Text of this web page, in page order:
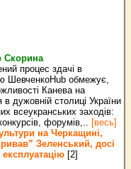
Скорина
процес здачі в
ШевченкоHub обмежує,
Канева на
дужовній столиці України
всеукранських заходів:
форумів,.. [весь]
на Черкащині,
Зеленський, досі
[2]